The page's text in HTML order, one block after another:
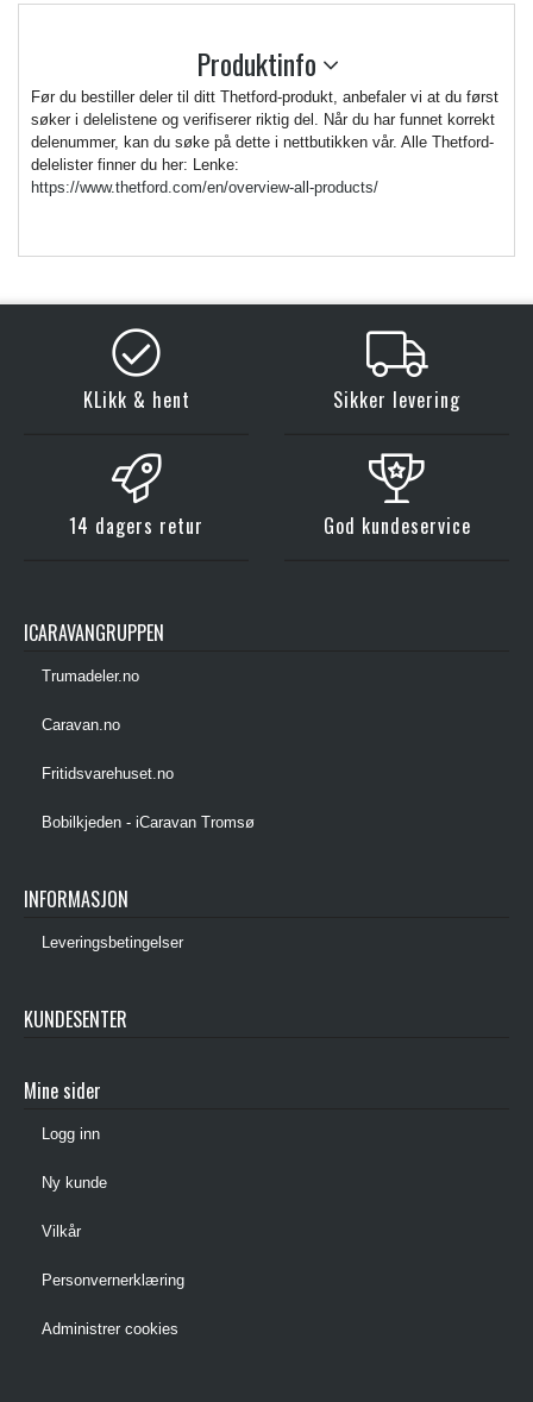
Produktinfo
Før du bestiller deler til ditt Thetford-produkt, anbefaler vi at du først
søker i delelistene og verifiserer riktig del. Når du har funnet korrekt
delenummer, kan du søke på dette i nettbutikken vår. Alle Thetford-
delelister finner du her: Lenke:
https://www.thetford.com/en/overview-all-products/
KLikk & hent Sikker levering
14 dagers retur God kundeservice
ICARAVANGRUPPEN
Trumadeler.no
Caravan.no
Fritidsvarehuset.no
Bobilkjeden - iCaravan Tromsø
INFORMASJON
Leveringsbetingelser
KUNDESENTER
Mine sider
Logg inn
Ny kunde
Vilkår
Personvernerklæring
Administrer cookies